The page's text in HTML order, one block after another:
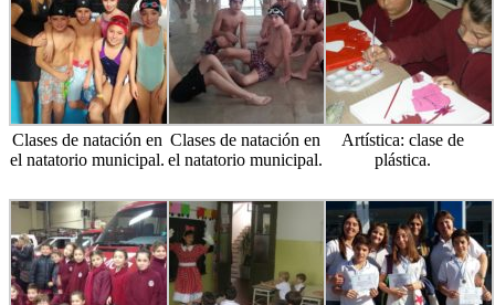
Clases de natación en
el natatorio municipal.
Clases de natación en
el natatorio municipal.
Artística: clase de
plástica.